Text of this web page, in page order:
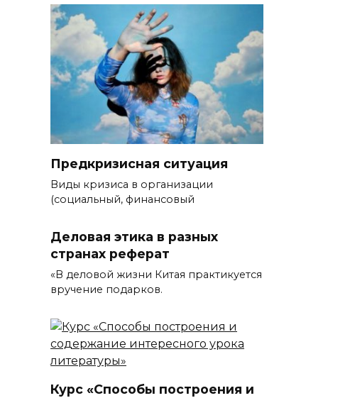
Предкризисная ситуация
Виды кризиса в организации
(социальный, финансовый
Деловая этика в разных
странах реферат
«В деловой жизни Китая практикуется
вручение подарков.
Курс «Способы построения и